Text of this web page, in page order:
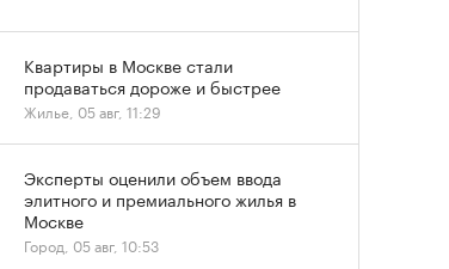
Квартиры в Москве стали
продаваться дороже и быстрее
Жилье, 05 авг, 11:29
Эксперты оценили объем ввода
элитного и премиального жилья в
Москве
Город, 05 авг, 10:53